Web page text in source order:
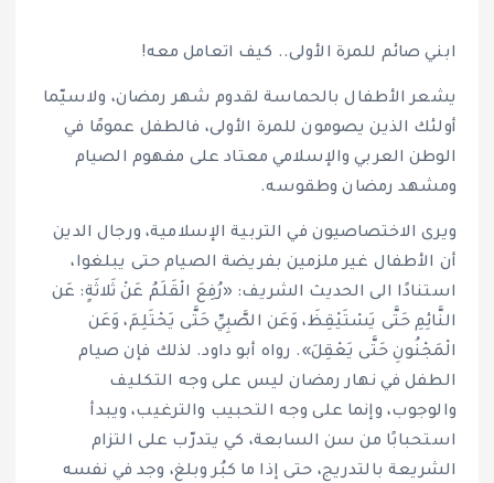
ابني صائم للمرة الأولى.. كيف اتعامل معه!
يشعر الأطفال بالحماسة لقدوم شهر رمضان، ولاسيّما
أولئك الذين يصومون للمرة الأولى، فالطفل عمومًا في
الوطن العربي والإسلامي معتاد على مفهوم الصيام
ومشهد رمضان وطقوسه.
ويرى الاختصاصيون في التربية الإسلامية، ورجال الدين
أن الأطفال غير ملزمين بفريضة الصيام حتى يبلغوا،
استنادًا الى الحديث الشريف: «رُفِعَ الْقَلَمُ عَنْ ثَلاثَةٍ: عَن
النَّائِمِ حَتَّى يَسْتَيْقِظَ، وَعَن الصَّبِيِّ حَتَّى يَحْتَلِمَ، وَعَن
الْمَجْنُونِ حَتَّى يَعْقِلَ». رواه أبو داود. لذلك فإن صيام
الطفل في نهار رمضان ليس على وجه التكليف
والوجوب، وإنما على وجه التحبيب والترغيب، ويبدأ
استحبابًا من سن السابعة، كي يتدرّب على التزام
الشريعة بالتدريج، حتى إذا ما كبُر وبلغ، وجد في نفسه